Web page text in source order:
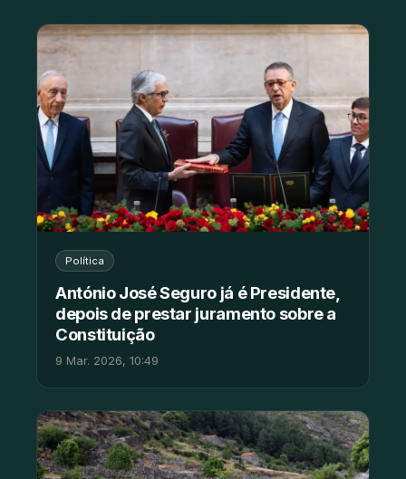
Política
António José Seguro já é Presidente,
depois de prestar juramento sobre a
Constituição
9 Mar. 2026, 10:49